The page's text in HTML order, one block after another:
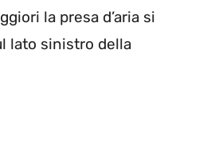
la presa d’aria si
lato sinistro della